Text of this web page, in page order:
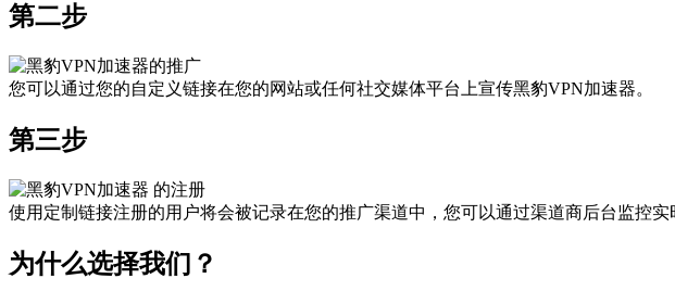
第二步
您可以通过您的自定义链接在您的网站或任何社交媒体平台上宣传黑豹VPN加速器。
第三步
使用定制链接注册的用户将会被记录在您的推广渠道中，您可以通过渠道商后台监控实
为什么选择我们？